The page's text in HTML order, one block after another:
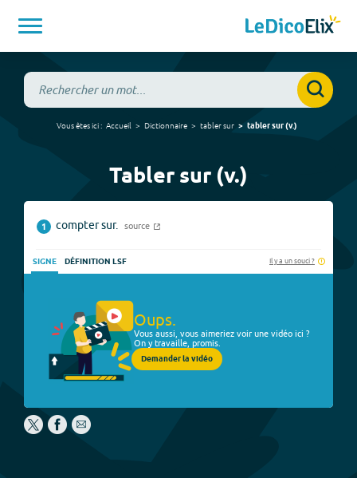
Vous êtes ici : Accueil Dictionnaire tabler sur tabler sur(v.)
Tabler sur (v.)
1 compter sur. source
SIGNE DÉFINITION LSF Il y a un souci ?
Oups.
Vous aussi, vous aimeriez voir une vidéo ici ?
On y travaille, promis.
Demander la vidéo